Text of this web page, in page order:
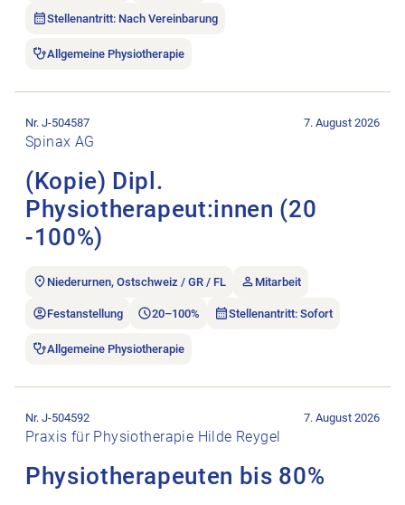
Stellenantritt: Nach Vereinbarung
Allgemeine Physiotherapie
Spinax AG
(Kopie) Dipl.
Physiotherapeut:innen (20
-100%)
Nr. J-504587 7. August 2026
Niederurnen, Ostschweiz / GR / FL Mitarbeit
Festanstellung 20–100% Stellenantritt: Sofort
Allgemeine Physiotherapie
Praxis für Physiotherapie Hilde Reygel
Physiotherapeuten bis 80%
Nr. J-504592 7. August 2026